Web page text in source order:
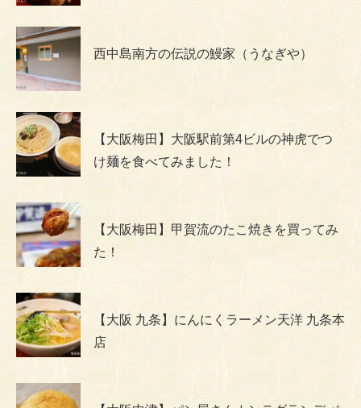
西中島南方の伝説の鰻家（うなぎや）
【大阪梅田】大阪駅前第4ビルの神虎でつ
け麺を食べてみました！
【大阪梅田】甲賀流のたこ焼きを買ってみ
た！
【大阪 九条】にんにくラーメン天洋 九条本
店